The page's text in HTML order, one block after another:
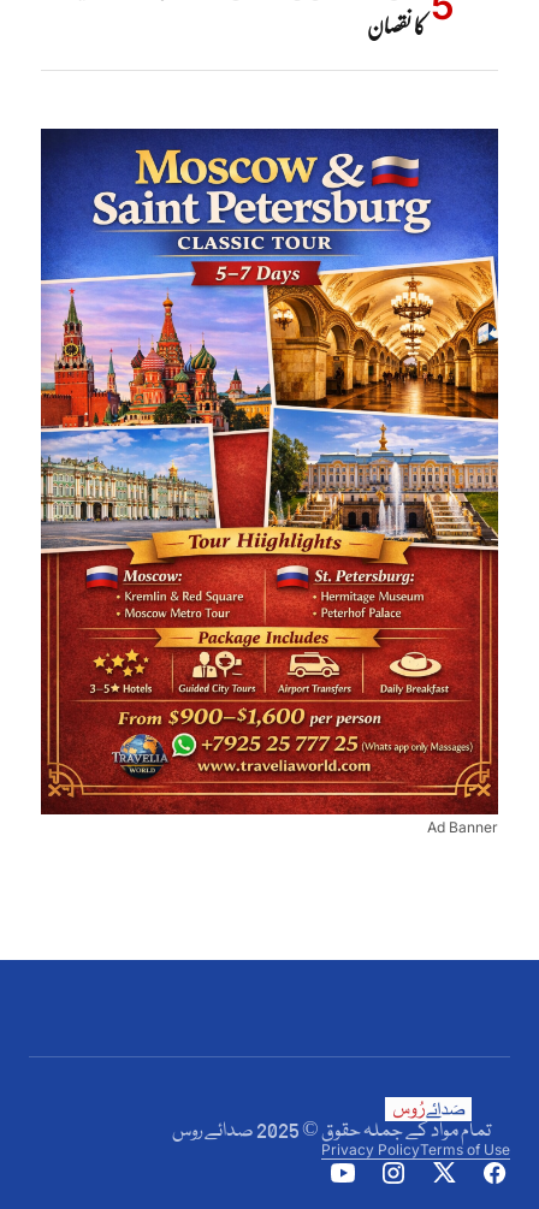
کا نقصان
Ad Banner
تمام مواد کے جملہ حقوق © 2025 صدائے روس
Terms of Use
Privacy Policy